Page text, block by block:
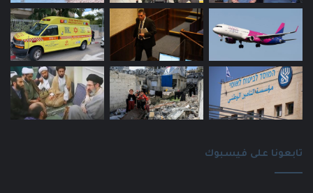
تابعونا على فيسبوك